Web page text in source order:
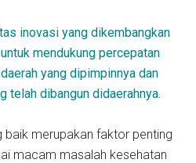
inovasi yang dikembangkan
mendukung percepatan
yang dipimpinnya dan
telah dibangun didaerahnya.
baik merupakan faktor penting
macam masalah kesehatan